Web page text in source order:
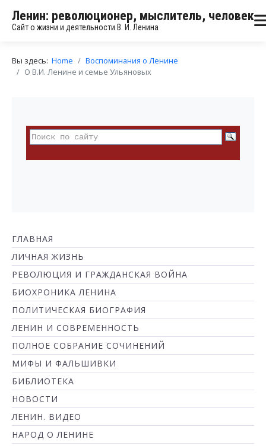
Ленин: революционер, мыслитель, человек
Сайт о жизни и деятельности В. И. Ленина
Вы здесь: Home
Воспоминания о Ленине
О В.И. Ленине и семье Ульяновых
ГЛАВНАЯ
ЛИЧНАЯ ЖИЗНЬ
РЕВОЛЮЦИЯ И ГРАЖДАНСКАЯ ВОЙНА
БИОХРОНИКА ЛЕНИНА
ПОЛИТИЧЕСКАЯ БИОГРАФИЯ
ЛЕНИН И СОВРЕМЕННОСТЬ
ПОЛНОЕ СОБРАНИЕ СОЧИНЕНИЙ
МИФЫ И ФАЛЬШИВКИ
БИБЛИОТЕКА
НОВОСТИ
ЛЕНИН. ВИДЕО
НАРОД О ЛЕНИНЕ